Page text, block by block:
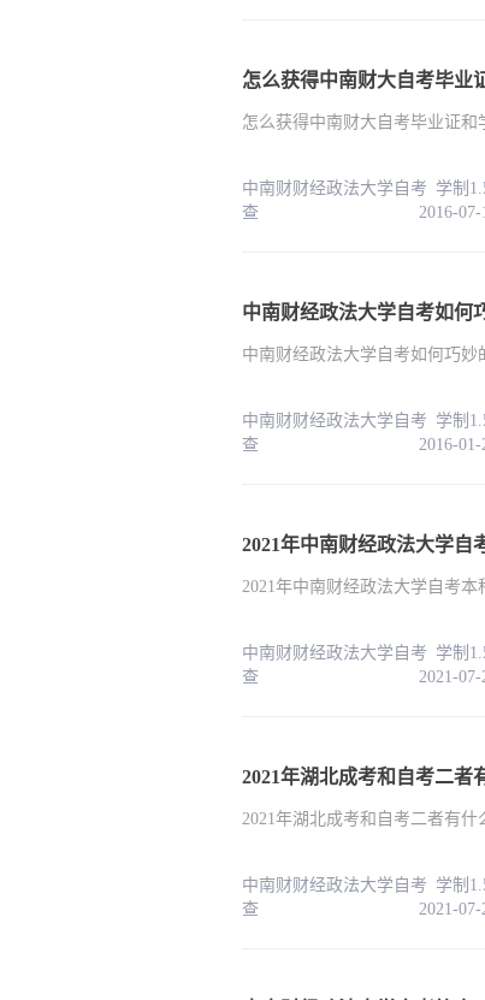
怎么获得中南财大自考毕业
怎么获得中南财大自考毕业证和
中南财财经政法大学自考 学制
查 2016-07-
中南财经政法大学自考如何
中南财经政法大学自考如何巧妙
中南财财经政法大学自考 学制
查 2016-01-
2021年中南财经政法大学自
2021年中南财经政法大学自考本
中南财财经政法大学自考 学制
查 2021-07-
2021年湖北成考和自考二者
2021年湖北成考和自考二者有什
中南财财经政法大学自考 学制
查 2021-07-